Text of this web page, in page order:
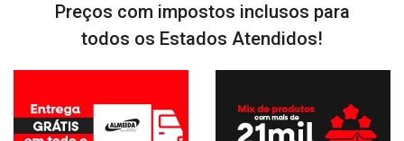
Preços com impostos inclusos para
todos os Estados Atendidos!